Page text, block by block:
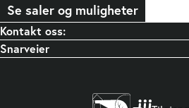
Se saler og muligheter
Kontakt oss:
Snarveier